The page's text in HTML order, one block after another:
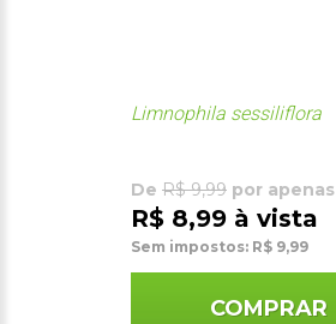
Limnophila sessiliflora
De R$ 9,99 por apenas
R$ 8,99 à vista
Sem impostos: R$ 9,99
COMPRAR